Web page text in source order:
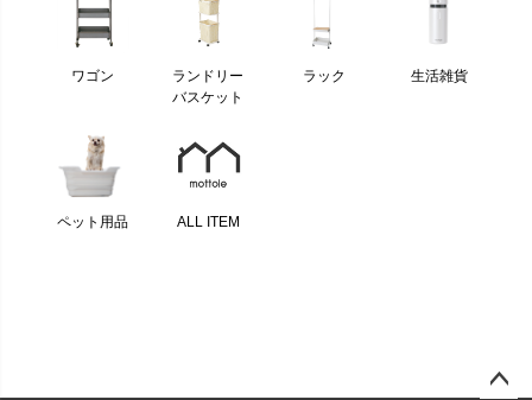
ワゴン
ランドリー
バスケット
ラック 生活雑貨
ペット用品 ALL ITEM